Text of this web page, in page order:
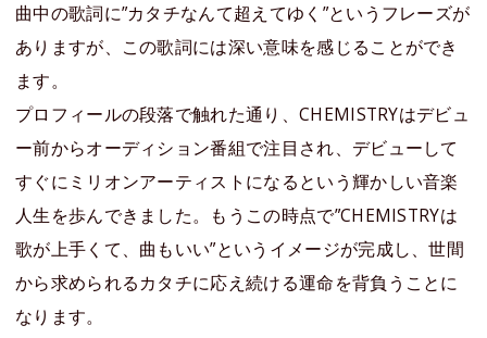
曲中の歌詞に”カタチなんて超えてゆく”というフレーズが
ありますが、この歌詞には深い意味を感じることができ
ます。
プロフィールの段落で触れた通り、CHEMISTRYはデビュ
ー前からオーディション番組で注目され、デビューして
すぐにミリオンアーティストになるという輝かしい音楽
人生を歩んできました。もうこの時点で”CHEMISTRYは
歌が上手くて、曲もいい”というイメージが完成し、世間
から求められるカタチに応え続ける運命を背負うことに
なります。